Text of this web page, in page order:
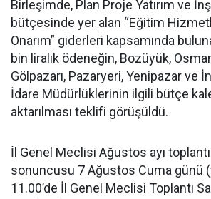
Birleşimde, Plan Proje Yatırım ve
bütçesinde yer alan “Eğitim
Onarım” giderleri kapsamında
bin liralık ödeneğin, Bozüyük,
Gölpazarı, Pazaryeri, Yenipazar ve
İdare Müdürlüklerinin ilgili bütçe
aktarılması teklifi görüşüldü.
İl Genel Meclisi Ağustos ayı
sonuncusu 7 Ağustos Cuma günü
11.00’de İl Genel Meclisi Toplantı